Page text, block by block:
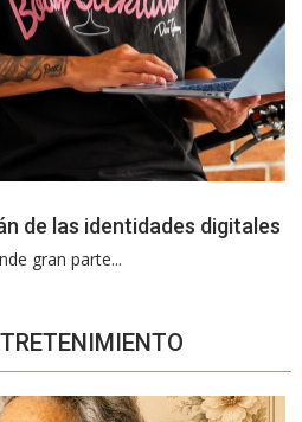
de las identidades digitales
gran parte...